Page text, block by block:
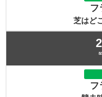
フ
芝はど
フ